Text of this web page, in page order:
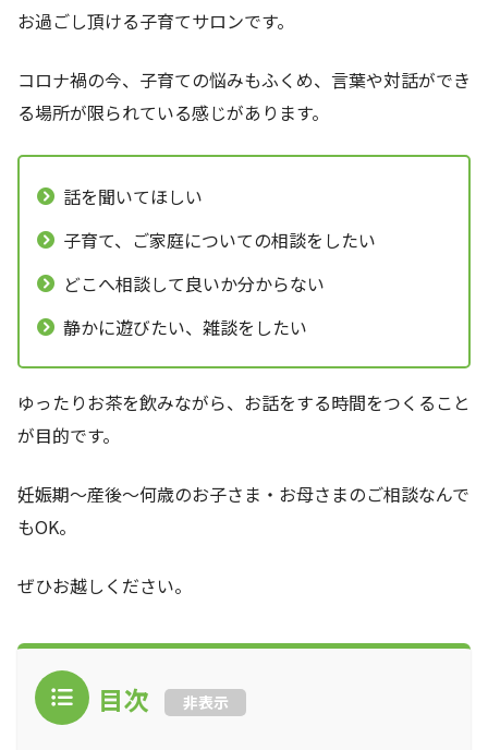
お過ごし頂ける子育てサロンです。
コロナ禍の今、子育ての悩みもふくめ、言葉や対話ができ
る場所が限られている感じがあります。
話を聞いてほしい
子育て、ご家庭についての相談をしたい
どこへ相談して良いか分からない
静かに遊びたい、雑談をしたい
ゆったりお茶を飲みながら、お話をする時間をつくること
が目的です。
妊娠期〜産後〜何歳のお子さま・お母さまのご相談なんで
もOK。
ぜひお越しください。
目次 非表示